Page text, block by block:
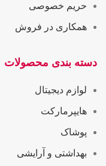
حریم خصوصی
همکاری در فروش
دسته بندی محصولات
لوازم دیجیتال
هایپرمارکت
پوشاک
بهداشتی و آرایشی